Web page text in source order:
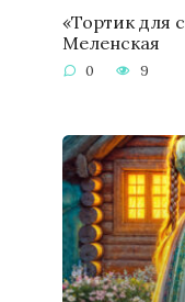
«Тортик для
Меленская
0 9